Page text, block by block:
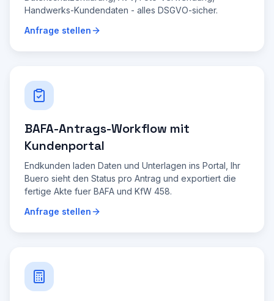
Handwerks-Kundendaten - alles DSGVO-sicher.
Anfrage stellen
BAFA-Antrags-Workflow mit
Kundenportal
Endkunden laden Daten und Unterlagen ins Portal, Ihr
Buero sieht den Status pro Antrag und exportiert die
fertige Akte fuer BAFA und KfW 458.
Anfrage stellen